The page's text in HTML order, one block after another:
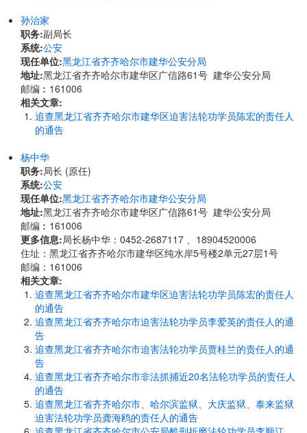
孙治家
职务:副局长
系统:公安
现任单位:黑龙江省齐齐哈尔市建华公安分局
地址:黑龙江省齐齐哈尔市建华区广信路61号 建华公安分局
邮编︰161006
相关文章:
追查黑龙江省齐齐哈尔市建华区迫害法轮功学员陈宏的责任人
的通告
杨中华
职务:局长 (原任)
系统:公安
现任单位:黑龙江省齐齐哈尔市建华公安分局
地址:黑龙江省齐齐哈尔市建华区广信路61号 建华公安分局
邮编︰161006
更多信息:局长杨中华：0452-2687117 、18904520006
住址：黑龙江省齐齐哈尔市建华区纯水岸5号楼2单元27层1号
邮编：161006
相关文章:
追查黑龙江省齐齐哈尔市建华区迫害法轮功学员陈宏的责任人
的通告
追查黑龙江省齐齐哈尔市迫害法轮功学员李爱英的责任人的通
告
追查黑龙江省齐齐哈尔市迫害法轮功学员贾桂兰的责任人的通
告
追查黑龙江省齐齐哈尔市非法抓捕近20名法轮功学员的责任人
的通告
追查黑龙江省齐齐哈尔市、哈尔滨监狱、大庆监狱、泰来监狱
迫害法轮功学员龚海鸥的责任人的通告